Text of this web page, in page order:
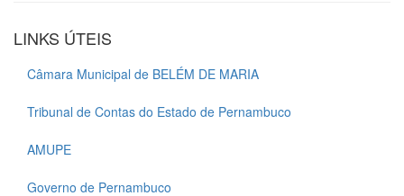
LINKS ÚTEIS
Câmara Municipal de BELÉM DE MARIA
Tribunal de Contas do Estado de Pernambuco
AMUPE
Governo de Pernambuco